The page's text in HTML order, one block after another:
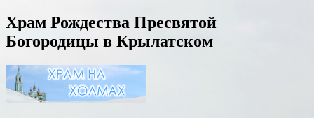
Храм Рождества Пресвятой
Богородицы в Крылатском